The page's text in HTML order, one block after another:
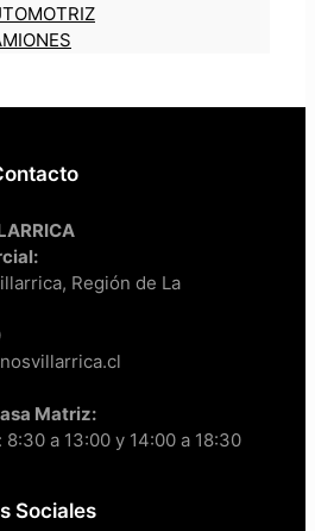
Región de La
Matriz:
a 13:00 y 14:00 a 18:30
Sociales